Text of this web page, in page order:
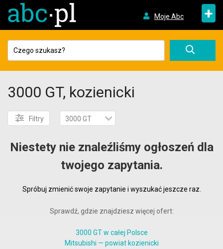
Moje Abc +
3000 GT, kozienicki
Filtry 3000 GT
Niestety nie znaleźliśmy ogłoszeń dla
twojego zapytania.
Spróbuj zmienić swoje zapytanie i wyszukać jeszcze raz.
Sprawdź, gdzie znajdziesz więcej ofert:
3000 GT w całej Polsce
Mitsubishi — powiat kozienicki